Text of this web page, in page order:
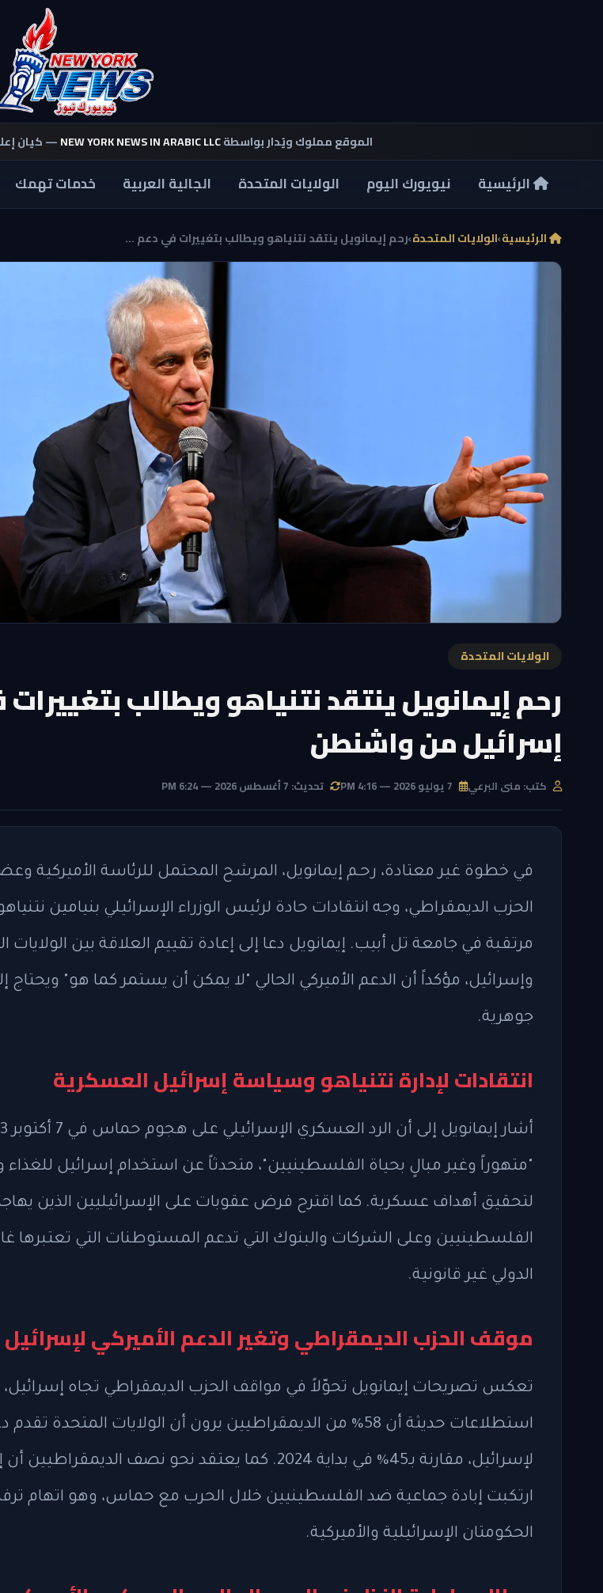
الموقع مملوك ويُدار بواسطةNEW YORK NEWS IN ARABIC LLC— كيان
الرئيسية نيويورك اليوم الولايات المتحدة الجالية العربية خدمات تهمك
الرئيسية›الولايات المتحدة›رحم إيمانويل ينتقد نتنياهو ويطالب بتغييرات في دعم ...
الولايات المتحدة
رحم إيمانويل ينتقد نتنياهو ويطالب
إسرائيل من واشنطن
كتب: منى البرعي تحديث: 7 أغسطس 2026 — 6:24 PM
في خطوة غير معتادة، رحـم إيمانويل، المرشح المحتمل للرئاسة الأميركية
الحزب الديمقراطي، وجه انتقادات حادة لرئيس الوزراء الإسرائيلي بنيامين
مرتقبة في جامعة تل أبيب. إيمانويل دعا إلى إعادة تقييم العلاقة بين الولايات
وإسرائيل، مؤكداً أن الدعم الأميركي الحالي "لا يمكن أن يستمر كما هو" ويحتاج
جوهرية.
انتقادات لإدارة نتنياهو وسياسة إسرائيل العسكرية
"متهوراً وغير مبالٍ بحياة الفلسطينيين"، متحدثاً عن استخدام إسرائيل للغذاء
لتحقيق أهداف عسكرية. كما اقترح فرض عقوبات على الإسرائيليين الذين
الفلسطينيين وعلى الشركات والبنوك التي تدعم المستوطنات التي تعتبرها
الدولي غير قانونية.
موقف الحزب الديمقراطي وتغير الدعم الأميركي لإسرائيل
تعكس تصريحات إيمانويل تحوّلاً في مواقف الحزب الديمقراطي تجاه
استطلاعات حديثة أن 58% من الديمقراطيين يرون أن الولايات المتحدة
لإسرائيل، مقارنة بـ45% في بداية 2024. كما يعتقد نحو نصف
ارتكبت إبادة جماعية ضد الفلسطينيين خلال الحرب مع حماس، وهو اتهام
الحكومتان الإسرائيلية والأميركية.